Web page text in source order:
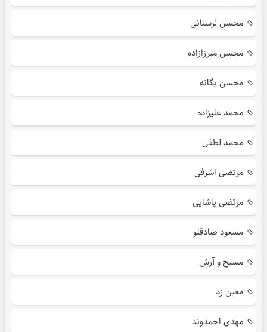
محسن لرستانی
محسن میرزازاده
محسن یگانه
محمد علیزاده
محمد لطفی
مرتضی اشرفی
مرتضی پاشایی
مسعود صادقلو
مسیح و آرش
معین زد
مهدی احمدوند